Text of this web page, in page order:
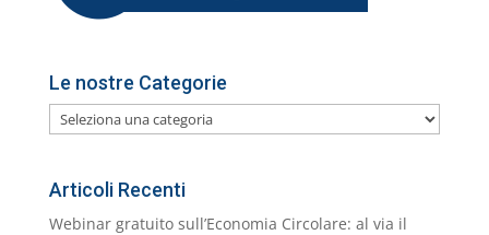
Le nostre Categorie
Le
nostre
Articoli Recenti
Webinar gratuito sull’Economia Circolare: al via il